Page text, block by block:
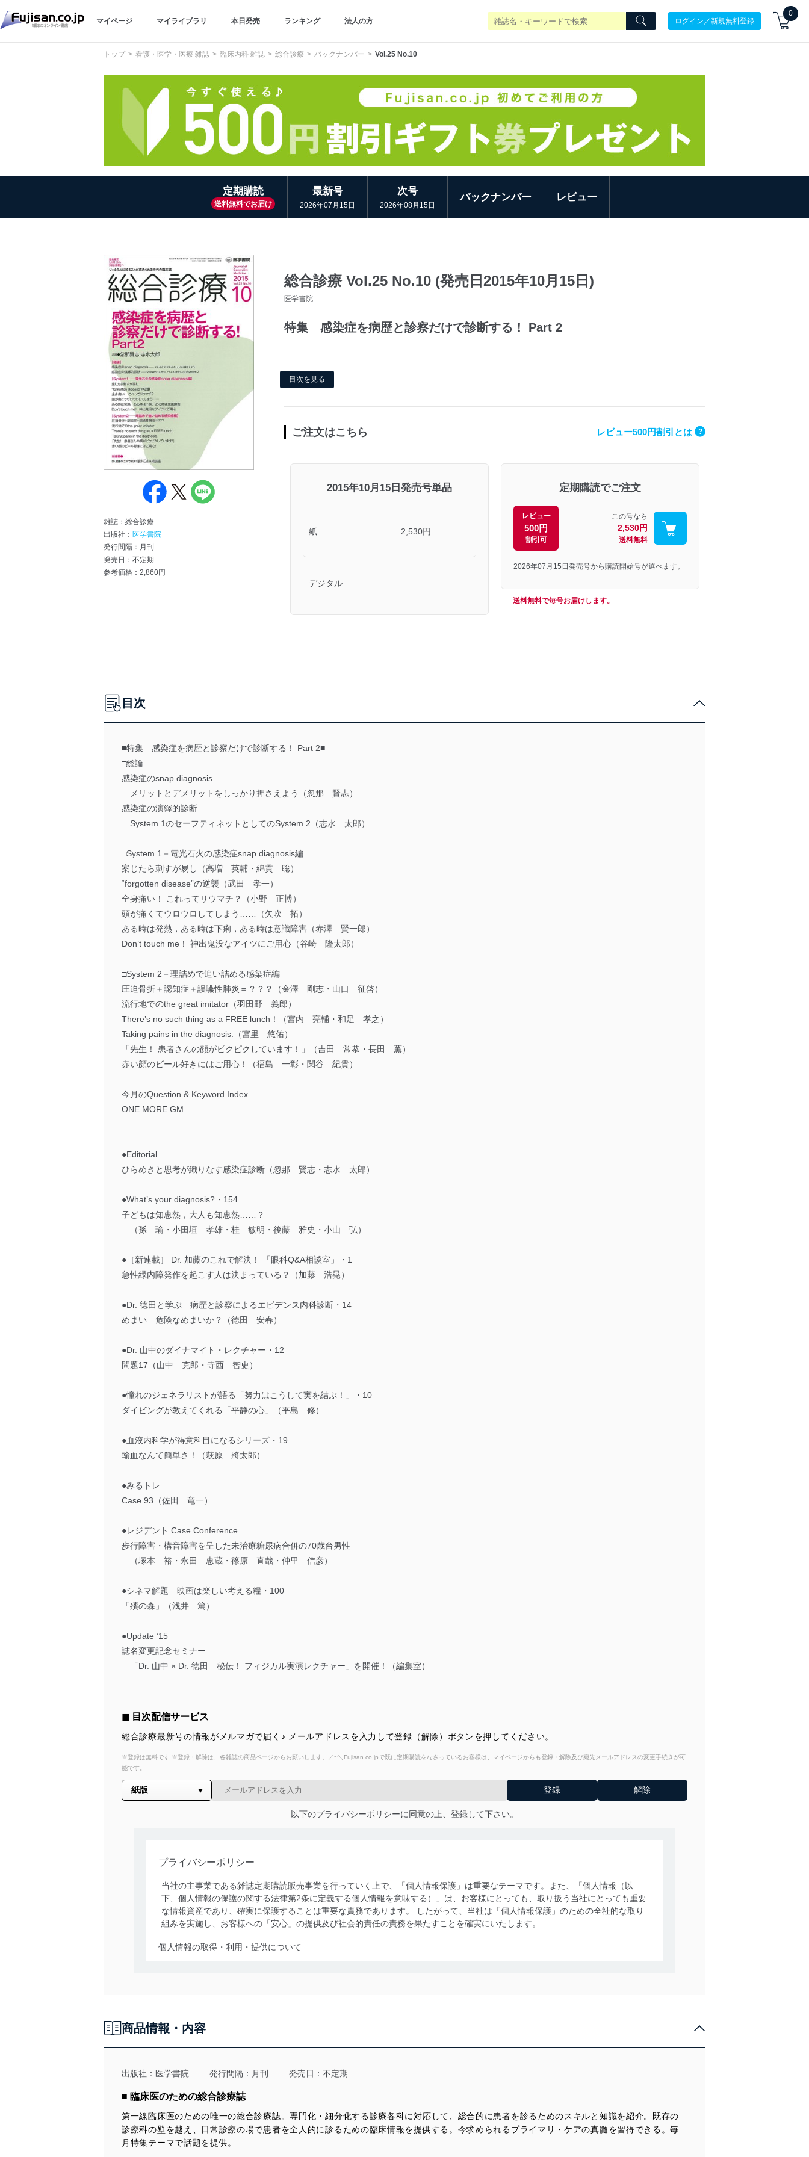
マイページ マイライブラリ 本日発売 ランキング 法人の方 ログイン／新規無料登録
0
トップ 看護・医学・医療 雑誌 臨床内科 雑誌 総合診療 バックナンバー Vol.25 No.10
定期購読
送料無料でお届け
最新号
2026年07月15日
次号
2026年08月15日
バックナンバー レビュー
雑誌：総合診療
出版社： 医学書院
発行間隔：月刊
発売日：不定期
参考価格：2,860円
総合診療 Vol.25 No.10 (発売日2015年10月15日)
医学書院
特集 感染症を病歴と診察だけで診断する！ Part 2
目次を見る
ご注文はこちら レビュー500円割引とは ?
2015年10月15日発売号単品
紙 2,530円 ―
デジタル ―
定期購読でご注文
レビュー
500円
割引可
この号なら
2,530円
送料無料
2026年07月15日発売号から購読開始号が選べます。
送料無料で毎号お届けします。
目次
■特集 感染症を病歴と診察だけで診断する！ Part 2■
□総論
感染症のsnap diagnosis
メリットとデメリットをしっかり押さえよう（忽那 賢志）
感染症の演繹的診断
System 1のセーフティネットとしてのSystem 2（志水 太郎）
□System 1－電光石火の感染症snap diagnosis編
案じたら刺すが易し（高増 英輔・綿貫 聡）
“forgotten disease”の逆襲（武田 孝一）
全身痛い！ これってリウマチ？（小野 正博）
頭が痛くてウロウロしてしまう……（矢吹 拓）
ある時は発熱，ある時は下痢，ある時は意識障害（赤澤 賢一郎）
Don’t touch me！ 神出鬼没なアイツにご用心（谷崎 隆太郎）
□System 2－理詰めで追い詰める感染症編
圧迫骨折＋認知症＋誤嚥性肺炎＝？？？（金澤 剛志・山口 征啓）
流行地でのthe great imitator（羽田野 義郎）
There’s no such thing as a FREE lunch！（宮内 亮輔・和足 孝之）
Taking pains in the diagnosis.（宮里 悠佑）
「先生！ 患者さんの顔がピクピクしています！」（吉田 常恭・長田 薫）
赤い顔のビール好きにはご用心！（福島 一彰・関谷 紀貴）
今月のQuestion & Keyword Index
ONE MORE GM
●Editorial
ひらめきと思考が織りなす感染症診断（忽那 賢志・志水 太郎）
●What’s your diagnosis?・154
子どもは知恵熱，大人も知恵熱……？
（孫 瑜・小田垣 孝雄・桂 敏明・後藤 雅史・小山 弘）
●［新連載］ Dr. 加藤のこれで解決！ 「眼科Q&A相談室」・1
急性緑内障発作を起こす人は決まっている？（加藤 浩晃）
●Dr. 徳田と学ぶ 病歴と診察によるエビデンス内科診断・14
めまい 危険なめまいか？（徳田 安春）
●Dr. 山中のダイナマイト・レクチャー・12
問題17（山中 克郎・寺西 智史）
●憧れのジェネラリストが語る「努力はこうして実を結ぶ！」・10
ダイビングが教えてくれる「平静の心」（平島 修）
●血液内科学が得意科目になるシリーズ・19
輸血なんて簡単さ！（萩原 將太郎）
●みるトレ
Case 93（佐田 竜一）
●レジデント Case Conference
歩行障害・構音障害を呈した未治療糖尿病合併の70歳台男性
（塚本 裕・永田 恵蔵・篠原 直哉・仲里 信彦）
●シネマ解題 映画は楽しい考える糧・100
「殯の森」（浅井 篤）
●Update ’15
誌名変更記念セミナー
「Dr. 山中 × Dr. 徳田 秘伝！ フィジカル実演レクチャー」を開催！（編集室）
◼︎ 目次配信サービス
総合診療最新号の情報がメルマガで届く♪ メールアドレスを入力して登録（解除）ボタンを押してください。
※登録は無料です ※登録・解除は、各雑誌の商品ページからお願いします。／~＼Fujisan.co.jpで既に定期購読をなさっているお客様は、マイページからも登録・解除及び宛先メールアドレスの変更手続きが可
能です。
以下のプライバシーポリシーに同意の上、登録して下さい。
プライバシーポリシー
当社の主事業である雑誌定期購読販売事業を行っていく上で、「個人情報保護」は重要なテーマです。また、「個人情報（以
下、個人情報の保護の関する法律第2条に定義する個人情報を意味する）」は、お客様にとっても、取り扱う当社にとっても重要
な情報資産であり、確実に保護することは重要な責務であります。 したがって、当社は「個人情報保護」のための全社的な取り
組みを実施し、お客様への「安心」の提供及び社会的責任の責務を果たすことを確実にいたします。
個人情報の取得・利用・提供について
当社は、個人情報の取得・利用・提供に際して、その利用目的を明確にし、本人の同意を得たうえで利用目的の達成に必要な範
法令遵守
令及びその他の規範を常に適合させます。
個人情報の安全管理措置
当社は、個人情報の正確性及び安全性を確保するために、下記セキュリティ対策をはじめとする安全対策を実施し、個人情報の
漏えい、滅失またはき損の防止及び是正に努めます。
アクセス制御
商品情報・内容
出版社： 医学書院 発行間隔：月刊 発売日：不定期
■ 臨床医のための総合診療誌
第一線臨床医のための唯一の総合診療誌。専門化・細分化する診療各科に対応して、総合的に患者を診るためのスキルと知識を紹介。既存の
診療科の壁を越え、日常診療の場で患者を全人的に診るための臨床情報を提供する。今求められるプライマリ・ケアの真髄を習得できる。毎
月特集テーマで話題を提供。